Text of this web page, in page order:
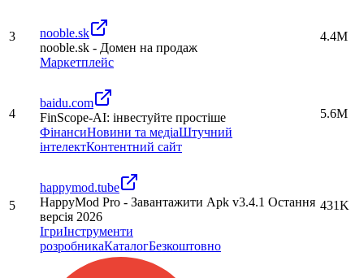
3
nooble.sk
nooble.sk - Домен на продаж
Маркетплейс
4.4M
4
baidu.com
FinScope-AI: інвестуйте простіше
ФінансиНовини та медіаШтучний
інтелектКонтентний сайт
5.6M
5
happymod.tube
HappyMod Pro - Завантажити Apk v3.4.1 Остання
версія 2026
ІгриІнструменти
розробникаКаталогБезкоштовно
431K